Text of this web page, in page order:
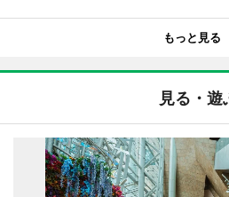
もっと見る
見る・遊